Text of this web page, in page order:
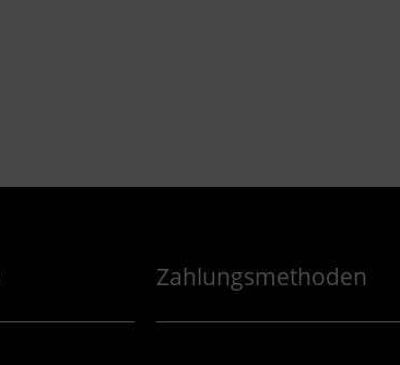
Zahlungsmethoden